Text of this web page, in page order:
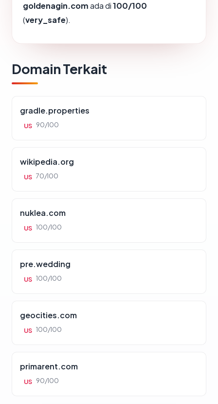
goldenagin.comada di100/100
(very_safe).
Domain Terkait
gradle.properties
US 90/100
wikipedia.org
US 70/100
nuklea.com
US 100/100
pre.wedding
US 100/100
geocities.com
US 100/100
primarent.com
US 90/100